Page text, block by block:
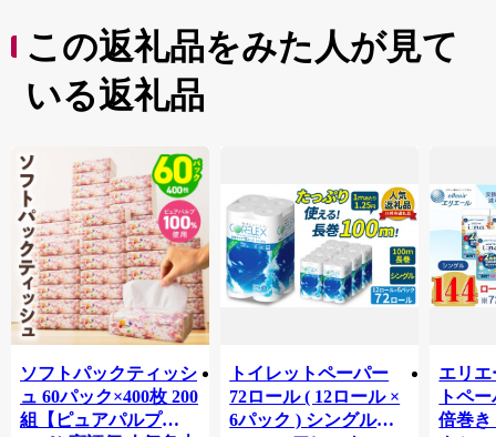
この返礼品をみた人が見て
いる返礼品
ソフトパックティッシ
ュ 60パック×400枚 200
組【ピュアパルプ
トイレットペーパー
72ロール ( 12ロール ×
6パック ) シングル
エリ
トペ
倍巻き